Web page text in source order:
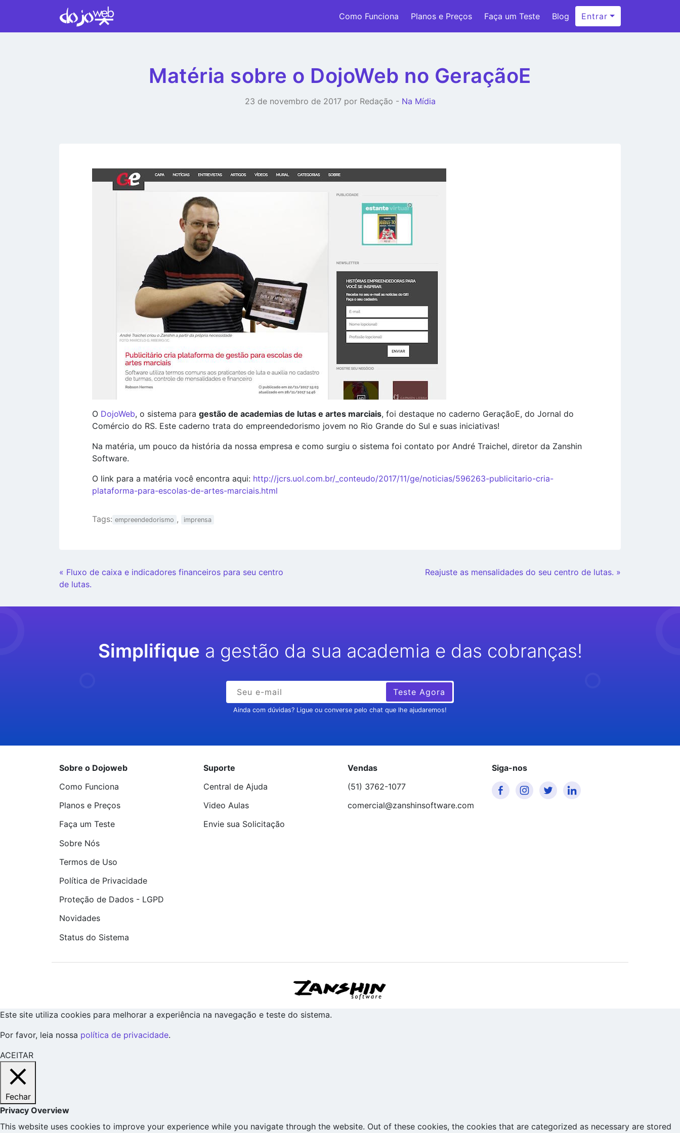
Como Funciona Planos e Preços Faça um Teste Blog Entrar
Matéria sobre o DojoWeb no GeraçãoE
23 de novembro de 2017 por Redação - Na Mídia
O DojoWeb, o sistema para gestão de academias de lutas e artes marciais, foi destaque no caderno GeraçãoE, do Jornal do
Comércio do RS. Este caderno trata do empreendedorismo jovem no Rio Grande do Sul e suas iniciativas!
Na matéria, um pouco da história da nossa empresa e como surgiu o sistema foi contato por André Traichel, diretor da Zanshin
Software.
O link para a matéria você encontra aqui: http://jcrs.uol.com.br/_conteudo/2017/11/ge/noticias/596263-publicitario-cria-
plataforma-para-escolas-de-artes-marciais.html
Tags: empreendedorismo , imprensa
Continue
Lendo
« Fluxo de caixa e indicadores financeiros para seu centro
de lutas.
Reajuste as mensalidades do seu centro de lutas. »
Simplifique a gestão da sua academia e das cobranças!
Teste Agora
Ainda com dúvidas? Ligue ou converse pelo chat que lhe ajudaremos!
Sobre o Dojoweb
Como Funciona
Planos e Preços
Faça um Teste
Sobre Nós
Termos de Uso
Política de Privacidade
Proteção de Dados - LGPD
Novidades
Status do Sistema
Suporte
Central de Ajuda
Video Aulas
Envie sua Solicitação
Vendas
(51) 3762-1077
comercial@zanshinsoftware.com
Siga-nos
Este site utiliza cookies para melhorar a experiência na navegação e teste do sistema.
Por favor, leia nossa política de privacidade.
ACEITAR
Fechar
Privacy Overview
This website uses cookies to improve your experience while you navigate through the website. Out of these cookies, the cookies that are categorized as necessary are stored